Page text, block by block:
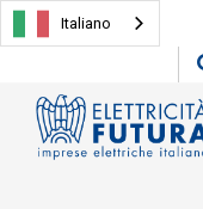
Italiano